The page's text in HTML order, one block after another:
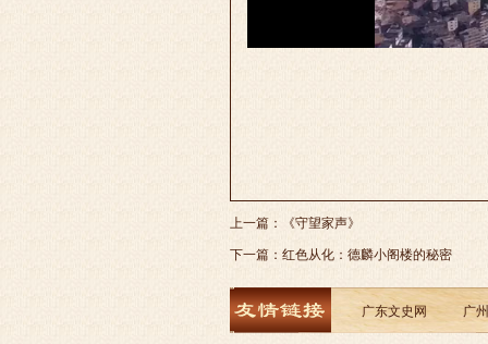
上一篇： 《守望家声》
下一篇： 红色从化：德麟小阁楼的秘密
广东文史网 广